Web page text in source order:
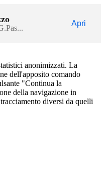
Apri
anonimizzati. La
dell'apposito comando
"Continua la
della navigazione in
diversi da quelli